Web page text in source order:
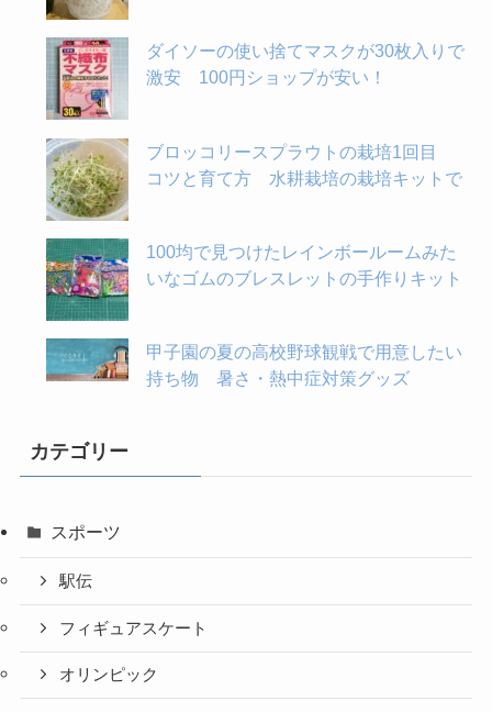
ダイソーの使い捨てマスクが30枚入りで
激安 100円ショップが安い！
ブロッコリースプラウトの栽培1回目
コツと育て方 水耕栽培の栽培キットで
100均で見つけたレインボールームみた
いなゴムのブレスレットの手作りキット
甲子園の夏の高校野球観戦で用意したい
持ち物 暑さ・熱中症対策グッズ
カテゴリー
スポーツ
駅伝
フィギュアスケート
オリンピック